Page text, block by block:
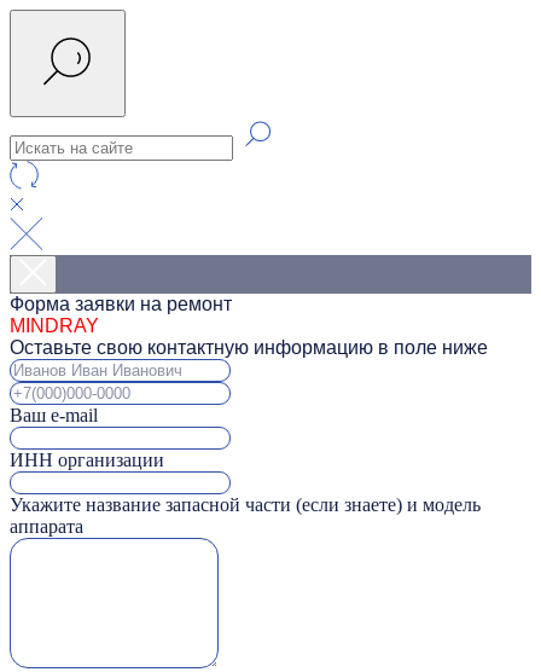
Форма заявки на ремонт
MINDRAY
Оставьте свою контактную информацию в поле ниже
Ваш e-mail
ИНН организации
Укажите название запасной части (если знаете) и модель
аппарата